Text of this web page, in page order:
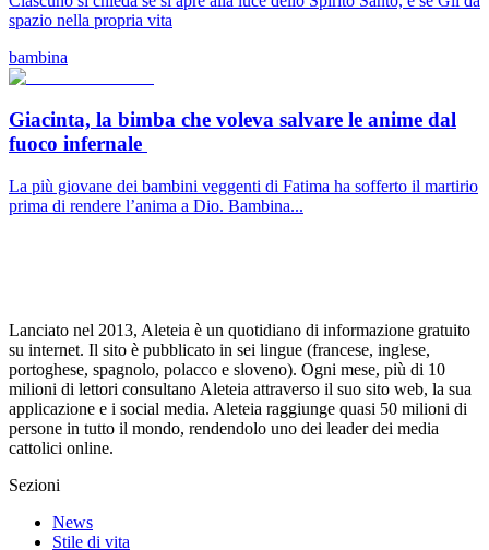
spazio nella propria vita
bambina
Giacinta, la bimba che voleva salvare le anime dal
fuoco infernale
La più giovane dei bambini veggenti di Fatima ha sofferto il martirio
prima di rendere l’anima a Dio. Bambina...
Lanciato nel 2013, Aleteia è un quotidiano di informazione gratuito
su internet. Il sito è pubblicato in sei lingue (francese, inglese,
portoghese, spagnolo, polacco e sloveno). Ogni mese, più di 10
milioni di lettori consultano Aleteia attraverso il suo sito web, la sua
applicazione e i social media. Aleteia raggiunge quasi 50 milioni di
persone in tutto il mondo, rendendolo uno dei leader dei media
cattolici online.
Sezioni
News
Stile di vita